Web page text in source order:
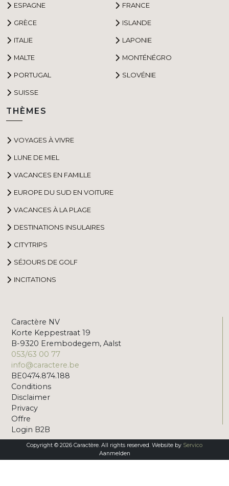
ESPAGNE FRANCE
GRÈCE ISLANDE
ITALIE LAPONIE
MALTE MONTÉNÉGRO
PORTUGAL SLOVÉNIE
SUISSE
THÈMES
VOYAGES À VIVRE
LUNE DE MIEL
VACANCES EN FAMILLE
EUROPE DU SUD EN VOITURE
VACANCES À LA PLAGE
DESTINATIONS INSULAIRES
CITYTRIPS
SÉJOURS DE GOLF
INCITATIONS
Caractère NV
Korte Keppestraat 19
B-9320 Erembodegem, Aalst
053/63 00 77
info@caractere.be
BE0474.874.188
Conditions
Disclaimer
Privacy
Offre
Login B2B
Copyright © 2026 Caractère. All rights reserved. Website by Servico
Aanmelden